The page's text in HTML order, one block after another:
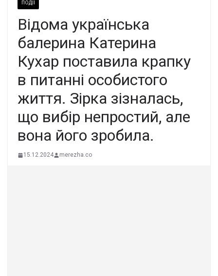
ПОДІЇ
Відома українська
балерина Катерина
Кухар поставила крапку
в питанні особистого
життя. Зірка зізналась,
що вибір непростий, але
вона його зробила.
15.12.2024 merezha.co